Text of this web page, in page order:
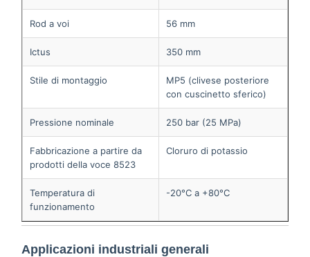
Rod a voi 56 mm
Ictus 350 mm
Stile di montaggio
MP5 (clivese posteriore
con cuscinetto sferico)
Pressione nominale 250 bar (25 MPa)
Fabbricazione a partire da
prodotti della voce 8523
Cloruro di potassio
Temperatura di
funzionamento
-20°C a +80°C
Applicazioni industriali generali